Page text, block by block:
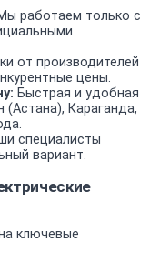
работаем только с
от производителей
цены.
Быстрая и удобная
Караганда,
специалисты
вариант.
ключевые